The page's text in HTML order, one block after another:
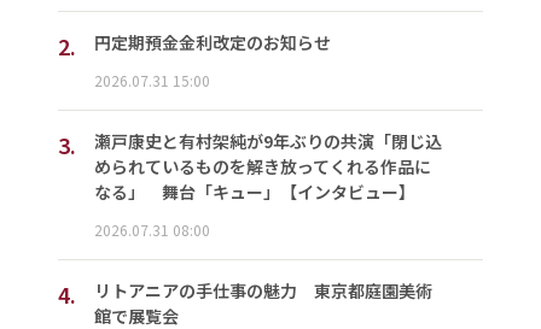
2. 円定期預金金利改定のお知らせ
2026.07.31 15:00
3.
瀬戸康史と有村架純が9年ぶりの共演「閉じ込
められているものを解き放ってくれる作品に
なる」 舞台「キュー」【インタビュー】
2026.07.31 08:00
4.
リトアニアの手仕事の魅力 東京都庭園美術
館で展覧会